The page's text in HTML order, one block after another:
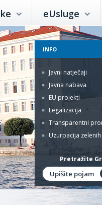
eUsluge
INFO
Javni natječaji
Javna nabava
EU projekti
Legalizacija
Transparentni
Uzurpacija
Pretražite